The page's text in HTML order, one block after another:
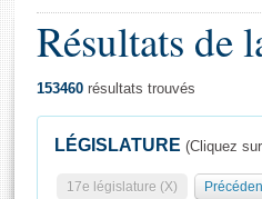
Général
Résultats de
153460 résultats trouvés
LÉGISLATURE (Cliquez
17e législature (X)